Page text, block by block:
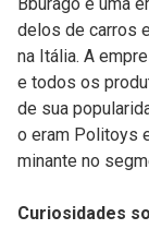
delos de carros
na Itália. A
e todos os
de sua
o eram Politoys
minante no
Curiosidades